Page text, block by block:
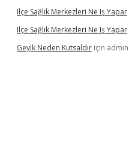
Ilçe Sağlık Merkezleri Ne Iş Yapar
Ilçe Sağlık Merkezleri Ne Iş Yapar
Geyik Neden Kutsaldır için admin